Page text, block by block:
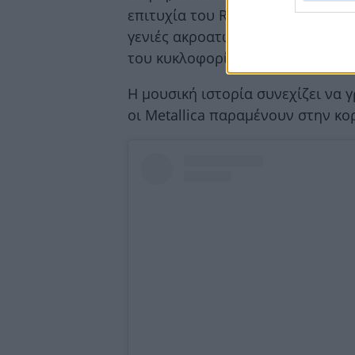
επιτυχία του Reload
ενός
γενιές ακροατών, σχεδόν τρεις
του κυκλοφορία.
Η μουσική ιστορία συνεχίζει να
οι Metallica παραμένουν στην